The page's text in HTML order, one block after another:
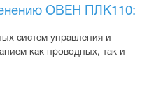
ОВЕН ПЛК110:
систем управления и
как проводных, так и